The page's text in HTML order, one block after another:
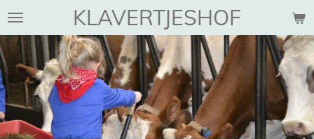
Ga
naar
de
hoofdinhoud
KLAVERTJESHOF